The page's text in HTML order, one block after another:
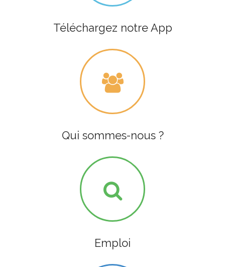
Téléchargez notre App
Qui sommes-nous ?
Emploi